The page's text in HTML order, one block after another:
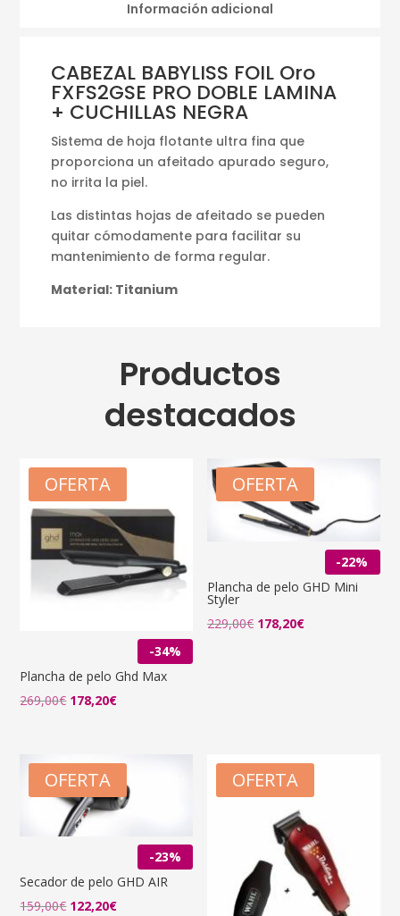
Información adicional
CABEZAL BABYLISS FOIL Oro
FXFS2GSE PRO DOBLE LAMINA
+ CUCHILLAS NEGRA
Sistema de hoja flotante ultra fina que
proporciona un afeitado apurado seguro,
no irrita la piel.
Las distintas hojas de afeitado se pueden
quitar cómodamente para facilitar su
mantenimiento de forma regular.
Material: Titanium
Productos
destacados
OFERTA
-34%
Plancha de pelo Ghd Max
269,00€ El
178,20€El
es:
178,20€.
OFERTA
-22%
Plancha de pelo GHD Mini
Styler
229,00€ El
178,20€El
OFERTA
-23%
Secador de pelo GHD AIR
159,00€ El
122,20€El
OFERTA